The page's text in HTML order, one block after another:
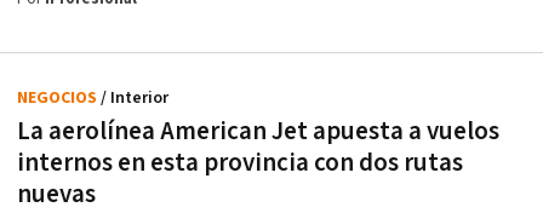
La aerolínea American Jet apuesta a vuelos
internos en esta provincia con dos rutas
nuevas
NEGOCIOS / Interior